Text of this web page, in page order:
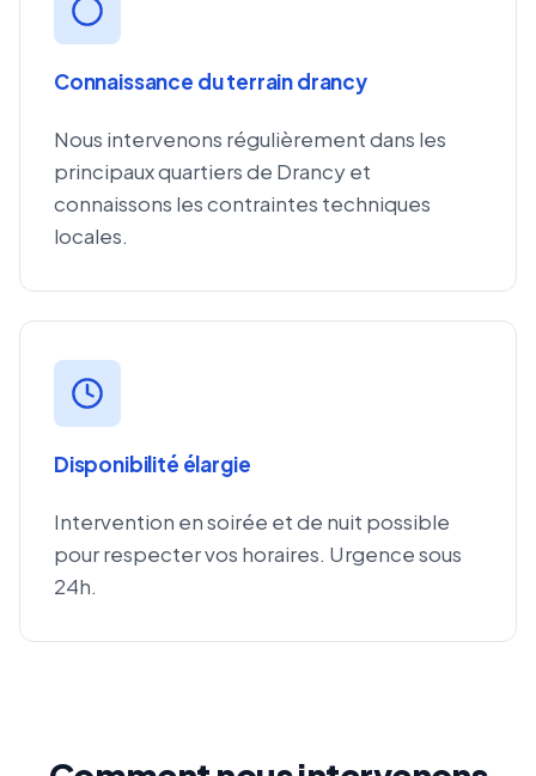
Connaissance du terrain drancy
Nous intervenons régulièrement dans les
principaux quartiers de Drancy et
connaissons les contraintes techniques
locales.
Disponibilité élargie
Intervention en soirée et de nuit possible
pour respecter vos horaires. Urgence sous
24h.